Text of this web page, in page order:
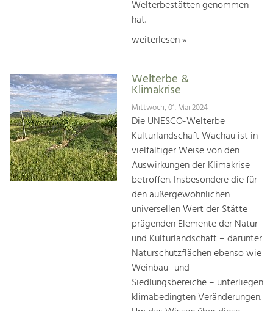
Steigerung regionaler Wertschöpfung
Welterbestätten genommen
hat.
weiterlesen »
Welterbe &
Klimakrise
Mittwoch, 01. Mai 2024
Die UNESCO-Welterbe
Kulturlandschaft Wachau ist in
vielfältiger Weise von den
Auswirkungen der Klimakrise
betroffen. Insbesondere die für
den außergewöhnlichen
universellen Wert der Stätte
prägenden Elemente der Natur-
und Kulturlandschaft – darunter
Naturschutzflächen ebenso wie
Weinbau- und
Siedlungsbereiche – unterliegen
klimabedingten Veränderungen.